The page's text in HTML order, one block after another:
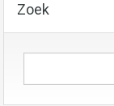
Zoek